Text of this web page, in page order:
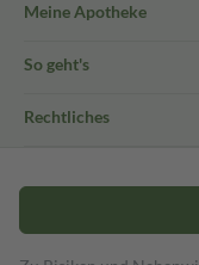
Meine Apotheke
So geht's
Rechtliches